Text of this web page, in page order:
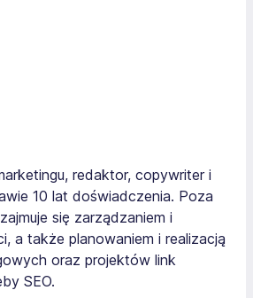
redaktor, copywriter i
10 lat doświadczenia. Poza
się zarządzaniem i
a także planowaniem i realizacją
oraz projektów link
SEO.